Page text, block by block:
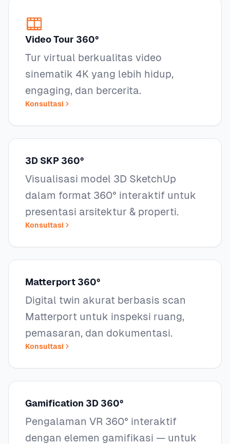
Video Tour 360°
Tur virtual berkualitas video
sinematik 4K yang lebih hidup,
engaging, dan bercerita.
Konsultasi
3D SKP 360°
Visualisasi model 3D SketchUp
dalam format 360° interaktif untuk
presentasi arsitektur & properti.
Konsultasi
Matterport 360°
Digital twin akurat berbasis scan
Matterport untuk inspeksi ruang,
pemasaran, dan dokumentasi.
Konsultasi
Gamification 3D 360°
Pengalaman VR 360° interaktif
dengan elemen gamifikasi — untuk